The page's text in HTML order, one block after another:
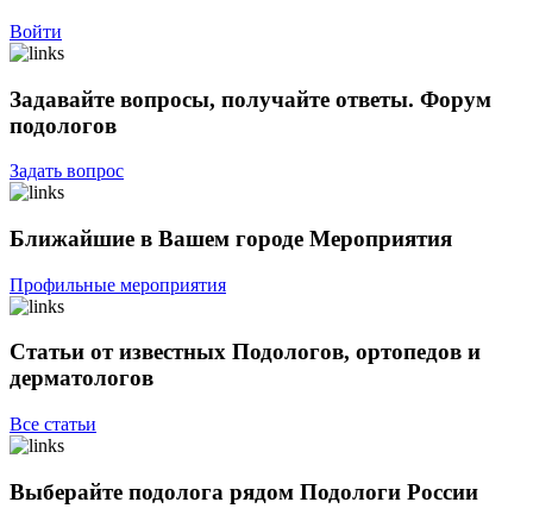
Войти
Задавайте вопросы, получайте ответы. Форум
подологов
Задать вопрос
Ближайшие в Вашем городе Мероприятия
Профильные мероприятия
Статьи от известных Подологов, ортопедов и
дерматологов
Все статьи
Выберайте подолога рядом Подологи России